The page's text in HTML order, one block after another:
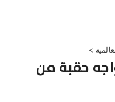
>
حقبة من